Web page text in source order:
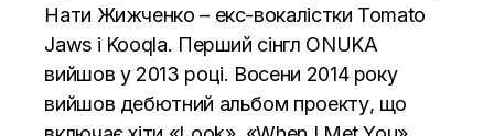
Нати Жижченко – екс-вокалістки Tomato
Jaws і Kooqla. Перший сінгл ONUKA
вийшов у 2013 році. Восени 2014 року
вийшов дебютний альбом проекту, що